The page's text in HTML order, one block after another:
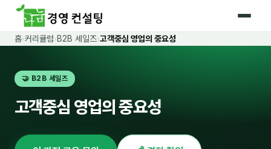
홈
커리큘럼
🛡️ 법정 의무교육 4종
홈›커리큘럼›B2B 세일즈›고객중심 영업의 중요성
🤝 B2B 세일즈
고객중심 영업의 중요성